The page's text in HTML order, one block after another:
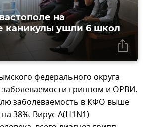
на
каникулы ушли 6 школ
федерального округа
гриппом и ОРВИ.
заболеваемость в КФО выше
38%. Вирус A(H1N1)